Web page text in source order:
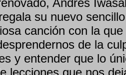
Andrés
su nuevo
canción con la
de la
y entender que lo
lecciones que nos